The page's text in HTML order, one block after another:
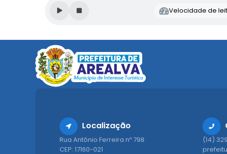
Velocidade de
Localização
Rua Antônio Ferreira nº 798
CEP: 17160-021
(14)